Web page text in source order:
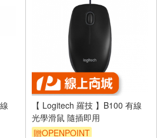
【 Logitech 羅技 】B100 有線
光學滑鼠 隨插即用
贈OPENPOINT